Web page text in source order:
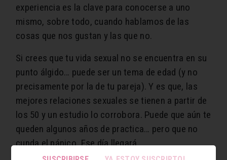
experiencia es la clave para conocerse a uno
mismo, sobre todo, cuando hablamos de las
cosas que nos gustan y las que no.
Si crees que tu vida sexual no se encuentra en su
punto álgido… puede ser un tema de edad (y no
precisamente por la de tu pareja). Y es que, las
mejores relaciones sexuales se tienen a partir de
los 50 y un estudio lo corrobora. Puede que aún te
queden algunos años de practica… pero que no
cunda el pánico. Ese día llegará.